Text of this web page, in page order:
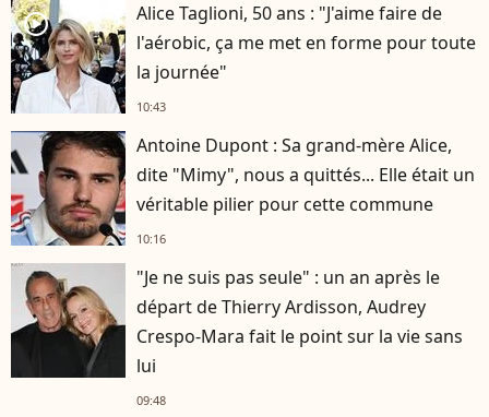
player2
Alice Taglioni, 50 ans : "J'aime faire de
l'aérobic, ça me met en forme pour toute
la journée"
10:43
Antoine Dupont : Sa grand-mère Alice,
dite "Mimy", nous a quittés... Elle était un
véritable pilier pour cette commune
10:16
"Je ne suis pas seule" : un an après le
départ de Thierry Ardisson, Audrey
Crespo-Mara fait le point sur la vie sans
lui
09:48